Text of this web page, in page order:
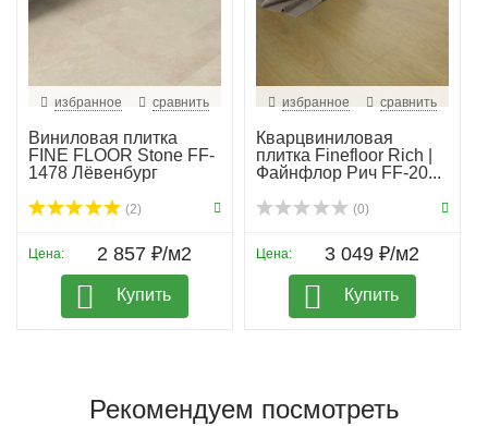
избранное сравнить
Виниловая плитка
FINE FLOOR Stone FF-
1478 Лёвенбург
(2)
Цена: 2 857 ₽/м2
Купить
избранное сравнить
Кварцвиниловая
плитка Finefloor Rich |
Файнфлор Рич FF-20...
(0)
Цена: 3 049 ₽/м2
Купить
Рекомендуем посмотреть